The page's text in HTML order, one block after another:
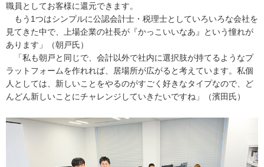
職員としてお客様に還元できます。
もう1つはシンプルに公認会計士・税理士としていろいろな会社を
見てきた中で、上場企業の社長が『かっこいいなあ』という憧れが
あります」（朝戸氏）
「私も朝戸と同じで、会計以外で社内に選択肢が持てるようなプ
ラットフォームを作れれば、居場所が広がると考えています。私個
人としては、新しいことをやるのがすごく好きなタイプなので、ど
んどん新しいことにチャレンジしていきたいですね」（濱田氏）